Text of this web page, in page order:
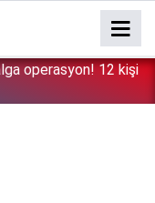
yağ toplandı